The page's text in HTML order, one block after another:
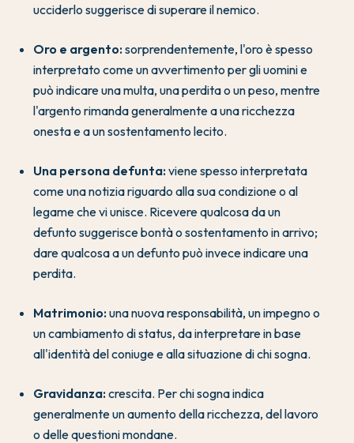
ucciderlo suggerisce di superare il nemico.
Oro e argento:sorprendentemente, l'oro è spesso
interpretato come un avvertimento per gli uomini e
può indicare una multa, una perdita o un peso, mentre
l'argento rimanda generalmente a una ricchezza
onesta e a un sostentamento lecito.
Una persona defunta:viene spesso interpretata
come una notizia riguardo alla sua condizione o al
legame che vi unisce. Ricevere qualcosa da un
defunto suggerisce bontà o sostentamento in arrivo;
dare qualcosa a un defunto può invece indicare una
perdita.
Matrimonio:una nuova responsabilità, un impegno o
un cambiamento di status, da interpretare in base
all'identità del coniuge e alla situazione di chi sogna.
Gravidanza:crescita. Per chi sogna indica
generalmente un aumento della ricchezza, del lavoro
o delle questioni mondane.